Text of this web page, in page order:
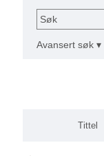
Søk
Avansert søk ▾
Tittel